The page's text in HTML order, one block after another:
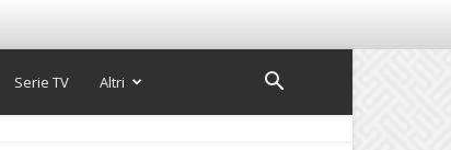
Serie TV Altri